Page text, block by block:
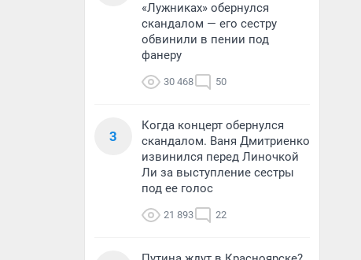
«Лужниках» обернулся
скандалом — его сестру
обвинили в пении под
фанеру
30 468 50
3
Когда концерт обернулся
скандалом. Ваня Дмитриенко
извинился перед Линочкой
Ли за выступление сестры
под ее голос
21 893 22